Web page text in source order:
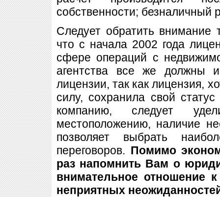
собственности; безналичный
Следует обратить внимание
что с начала 2002 года
сфере операций с
агентства все же должны
лицензии, так как лицензия,
силу, сохранила свой
компанию, следует
местоположению, наличие
позволяет выбрать
переговоров. Помимо
раз напомнить Вам о
внимательное отношение
неприятных